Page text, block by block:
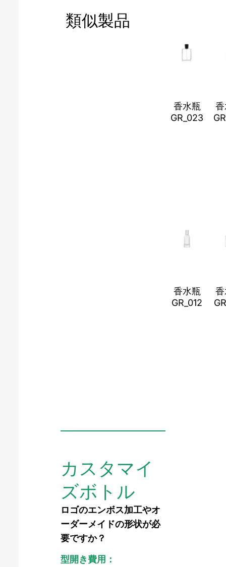
類似製品
香水瓶
GR_023
香水瓶
GR_012
カスタマイ
ズボトル
ロゴのエンボス加工やオ
ーダーメイドの形状が必
要ですか？
型開き費用：